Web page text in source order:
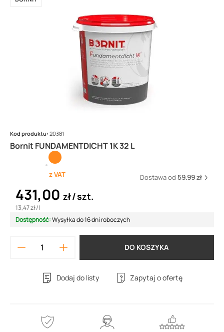
Bornit FUNDAMENTDICHT 1K 32 L
Kod produktu: 20381
z VAT Dostawa od 59.99 zł
431,00 zł szt.
13,47 zł/l
Dostępność:Wysyłka do 16 dni roboczych
DO KOSZYKA
Dodaj do listy Zapytaj o ofertę